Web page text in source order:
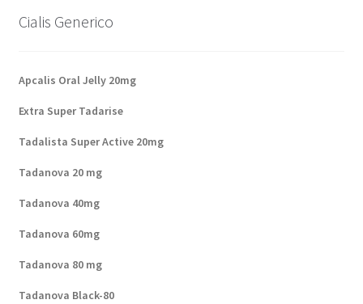
Cialis Generico
Apcalis Oral Jelly 20mg
Extra Super Tadarise
Tadalista Super Active 20mg
Tadanova 20 mg
Tadanova 40mg
Tadanova 60mg
Tadanova 80 mg
Tadanova Black-80